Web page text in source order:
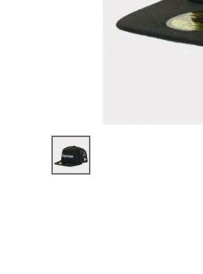
Tシャツ・ロングスリーブ
ニット帽・ビーニー
バックパック・リュック